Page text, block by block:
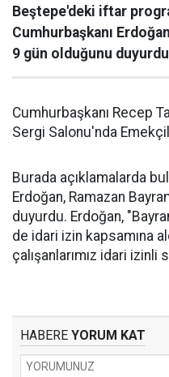
Beştepe'deki iftar
Cumhurbaşkanı
9 gün olduğunu
Cumhurbaşkanı Recep
Sergi Salonu'nda
Burada açıklamalarda
Erdoğan, Ramazan
duyurdu. Erdoğan,
de idari izin kapsamına
çalışanlarımız idari izinli
HABERE YORUM KAT